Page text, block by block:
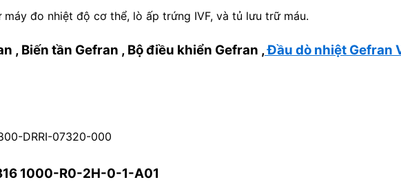
đo nhiệt độ cơ thể, lò ấp trứng IVF, và tủ lưu trữ máu.
, Biến tần Gefran , Bộ điều khiển Gefran ,Đầu dò nhiệt Gefran
DRRI-07320-000
1000-R0-2H-0-1-A01